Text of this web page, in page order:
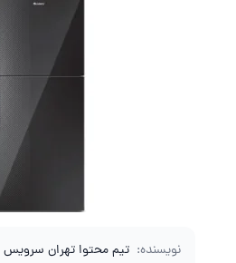
نویسنده: تیم محتوا تهران سرویس